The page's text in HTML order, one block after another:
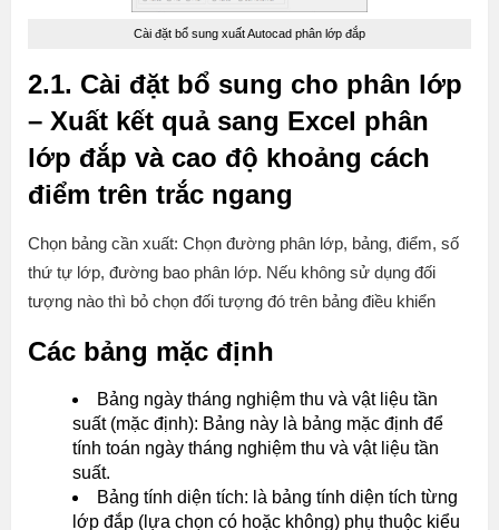
Cài đặt bổ sung xuất Autocad phân lớp đắp
2.1. Cài đặt bổ sung cho phân lớp
– Xuất kết quả sang Excel phân
lớp đắp và cao độ khoảng cách
điểm trên trắc ngang
Chọn bảng cần xuất: Chọn đường phân lớp, bảng, điểm, số
thứ tự lớp, đường bao phân lớp. Nếu không sử dụng đối
tượng nào thì bỏ chọn đối tượng đó trên bảng điều khiển
Các bảng mặc định
Bảng ngày tháng nghiệm thu và vật liệu tần
suất (mặc định): Bảng này là bảng mặc định để
tính toán ngày tháng nghiệm thu và vật liệu tần
suất.
Bảng tính diện tích: là bảng tính diện tích từng
lớp đắp (lựa chọn có hoặc không) phụ thuộc kiểu